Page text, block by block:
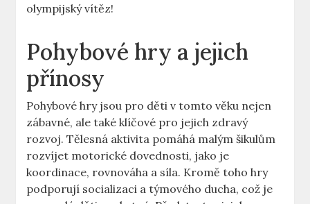
olympijský vítěz!
Pohybové hry a jejich
přínosy
Pohybové hry jsou pro děti v tomto věku nejen
zábavné, ale také klíčové pro jejich zdravý
rozvoj. Tělesná aktivita pomáhá malým šikulům
rozvíjet motorické dovednosti, jako je
koordinace, rovnováha a síla. Kromě toho hry
podporují socializaci a týmového ducha, což je